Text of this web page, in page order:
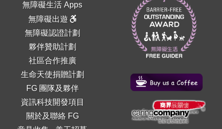
無障礙生活 Apps
無障礙出遊
無障礙認證計劃
夥伴贊助計劃
社區合作推廣
生命天使捐贈計劃
FG 團隊及夥伴
資訊科技開發項目
關於及聯絡 FG